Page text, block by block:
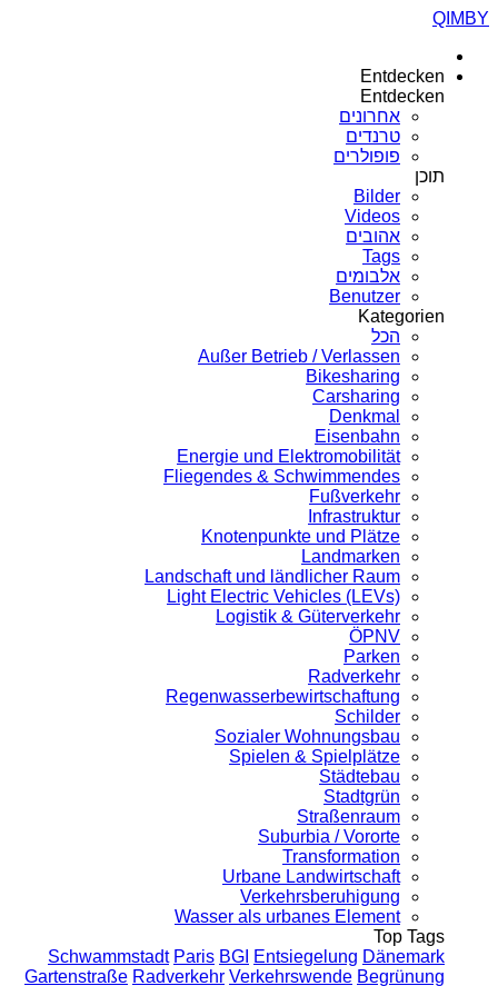
QIMBY
Entdecken
Entdecken
אחרונים
טרנדים
פופולרים
תוכן
Bilder
Videos
אהובים
Tags
אלבומים
Benutzer
Kategorien
הכל
Außer Betrieb / Verlassen
Bikesharing
Carsharing
Denkmal
Eisenbahn
Energie und Elektromobilität
Fliegendes & Schwimmendes
Fußverkehr
Infrastruktur
Knotenpunkte und Plätze
Landmarken
Landschaft und ländlicher Raum
Light Electric Vehicles (LEVs)
Logistik & Güterverkehr
ÖPNV
Parken
Radverkehr
Regenwasserbewirtschaftung
Schilder
Sozialer Wohnungsbau
Spielen & Spielplätze
Städtebau
Stadtgrün
Straßenraum
Suburbia / Vororte
Transformation
Urbane Landwirtschaft
Verkehrsberuhigung
Wasser als urbanes Element
Top Tags
Schwammstadt Paris BGI Entsiegelung Dänemark
Gartenstraße Radverkehr Verkehrswende Begrünung